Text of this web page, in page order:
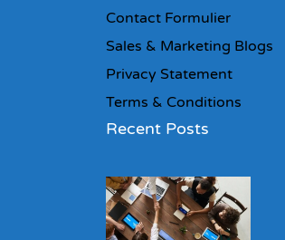
Contact Formulier
Sales & Marketing Blogs
Privacy Statement
Terms & Conditions
Recent Posts